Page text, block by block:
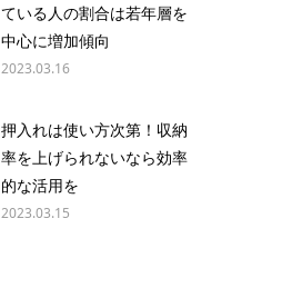
ている人の割合は若年層を
中心に増加傾向
2023.03.16
押入れは使い方次第！収納
率を上げられないなら効率
的な活用を
2023.03.15